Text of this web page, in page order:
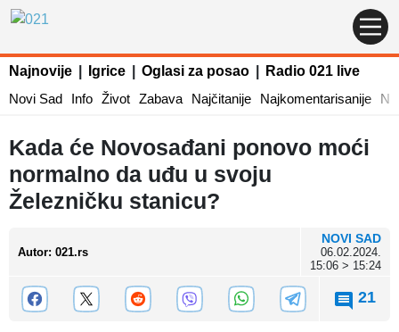
Najnovije Igrice Oglasi za posao
Radio 021 live
Novi Sad
Info Život Zabava Najčitanije Najkomentarisanije
Kada će Novosađani ponovo moći
normalno da uđu u svoju
Železničku stanicu?
Autor: 021.rs
NOVI SAD
06.02.2024.
15:06 > 15:24
21